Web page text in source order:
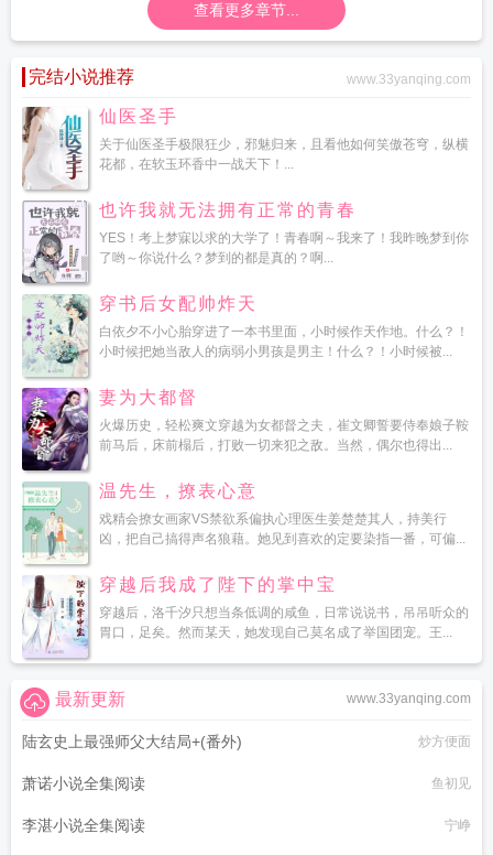
查看更多章节...
完结小说推荐 www.33yanqing.com
仙医圣手
关于仙医圣手极限狂少，邪魅归来，且看他如何笑傲苍穹，纵横
花都，在软玉环香中一战天下！...
也许我就无法拥有正常的青春
YES！考上梦寐以求的大学了！青春啊～我来了！我昨晚梦到你
了哟～你说什么？梦到的都是真的？啊...
穿书后女配帅炸天
白依夕不小心胎穿进了一本书里面，小时候作天作地。什么？！
小时候把她当敌人的病弱小男孩是男主！什么？！小时候被...
妻为大都督
火爆历史，轻松爽文穿越为女都督之夫，崔文卿誓要侍奉娘子鞍
前马后，床前榻后，打败一切来犯之敌。当然，偶尔也得出...
温先生，撩表心意
戏精会撩女画家VS禁欲系偏执心理医生姜楚楚其人，持美行
凶，把自己搞得声名狼藉。她见到喜欢的定要染指一番，可偏...
穿越后我成了陛下的掌中宝
穿越后，洛千汐只想当条低调的咸鱼，日常说说书，吊吊听众的
胃口，足矣。然而某天，她发现自己莫名成了举国团宠。王...
www.33yanqing.com
最新更新
陆玄史上最强师父大结局+(番外) 炒方便面
萧诺小说全集阅读 鱼初见
李湛小说全集阅读 宁峥